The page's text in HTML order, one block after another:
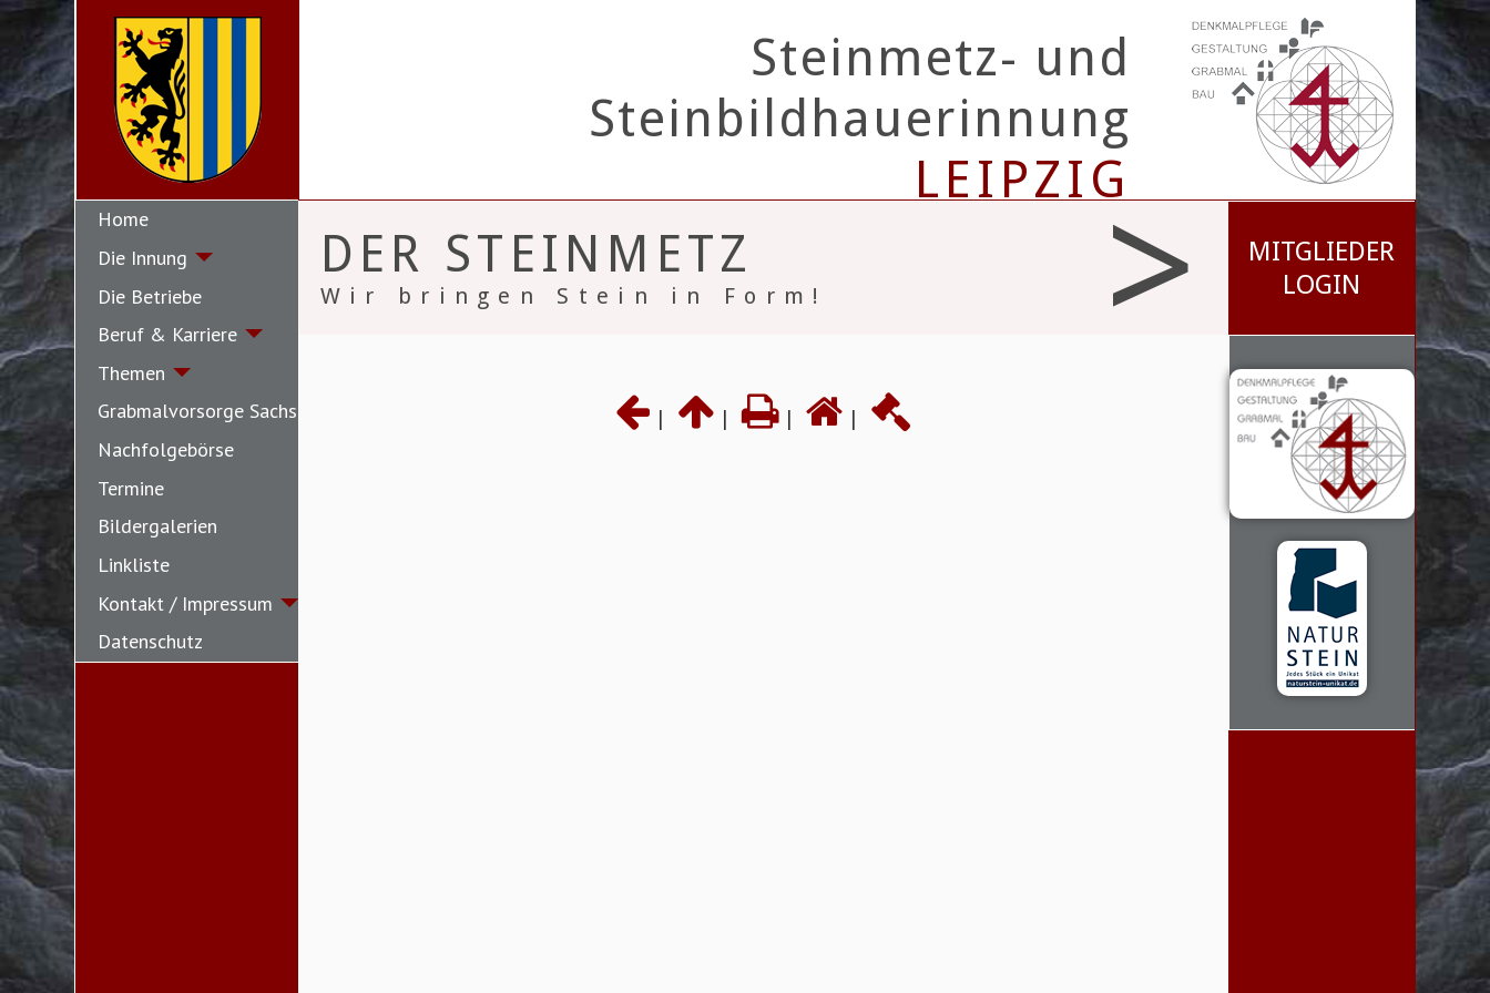
Steinmetz- und
Steinbildhauerinnung
LEIPZIG
Home
Die Innung
Die Betriebe
Beruf & Karriere
Themen
Grabmalvorsorge Sachsen
Nachfolgebörse
Termine
Bildergalerien
Linkliste
Kontakt / Impressum
Datenschutz
DER STEINMETZ
Wir bringen Stein in Form! >
MITGLIEDER
LOGIN
| |